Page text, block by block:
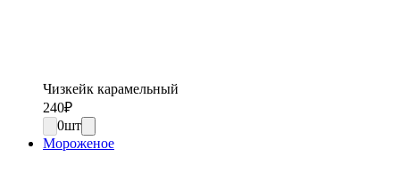
Чизкейк карамельный
240₽
0шт
Мороженое